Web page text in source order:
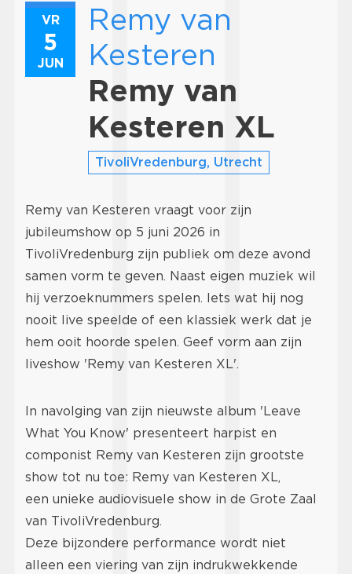
VR
5
JUN
Remy van
Kesteren
Remy van
Kesteren XL
TivoliVredenburg, Utrecht
Remy van Kesteren vraagt voor zijn
jubileumshow op 5 juni 2026 in
TivoliVredenburg zijn publiek om deze avond
samen vorm te geven. Naast eigen muziek wil
hij verzoeknummers spelen. Iets wat hij nog
nooit live speelde of een klassiek werk dat je
hem ooit hoorde spelen. Geef vorm aan zijn
liveshow 'Remy van Kesteren XL'.
In navolging van zijn nieuwste album 'Leave
What You Know' presenteert harpist en
componist Remy van Kesteren zijn grootste
show tot nu toe: Remy van Kesteren XL,
een unieke audiovisuele show in de Grote Zaal
van TivoliVredenburg.
Deze bijzondere performance wordt niet
alleen een viering van zijn indrukwekkende